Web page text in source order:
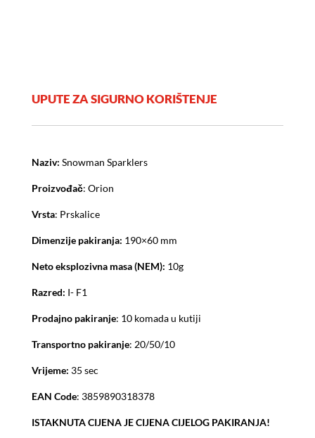
UPUTE ZA SIGURNO KORIŠTENJE
Naziv: Snowman Sparklers
Proizvođač: Orion
Vrsta: Prskalice
Dimenzije pakiranja: 190×60 mm
Neto eksplozivna masa (NEM): 10g
Razred: I- F1
Prodajno pakiranje: 10 komada u kutiji
Transportno pakiranje: 20/50/10
Vrijeme: 35 sec
EAN Code: 3859890318378
ISTAKNUTA CIJENA JE CIJENA CIJELOG PAKIRANJA!